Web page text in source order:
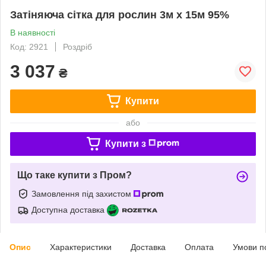
Затіняюча сітка для рослин 3м х 15м 95%
В наявності
Код: 2921
Роздріб
3 037 ₴
Купити
або
Купити з
Що таке купити з Пром?
Замовлення під захистом
Доступна доставка
Опис Характеристики Доставка Оплата Умови